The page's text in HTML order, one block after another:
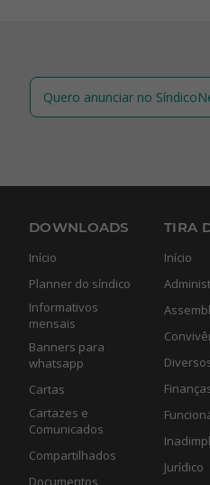
Quero anunciar no
DOWNLOADS
Início
Planner do síndico
Informativos
mensais
Banners para
whatsapp
Cartas
Cartazes e
Comunicados
Compartilhados
Documentos
TIRA
Início
Jurídico